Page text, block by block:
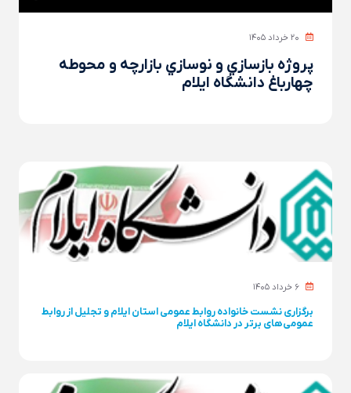
۲۰ خرداد ۱۴۰۵
پروژه بازسازي و نوسازي بازارچه و محوطه
چهارباغ دانشگاه ايلام
۶ خرداد ۱۴۰۵
برگزاری نشست خانواده روابط عمومی استان ایلام و تجلیل از روابط
عمومی‌های برتر در دانشگاه ایلام